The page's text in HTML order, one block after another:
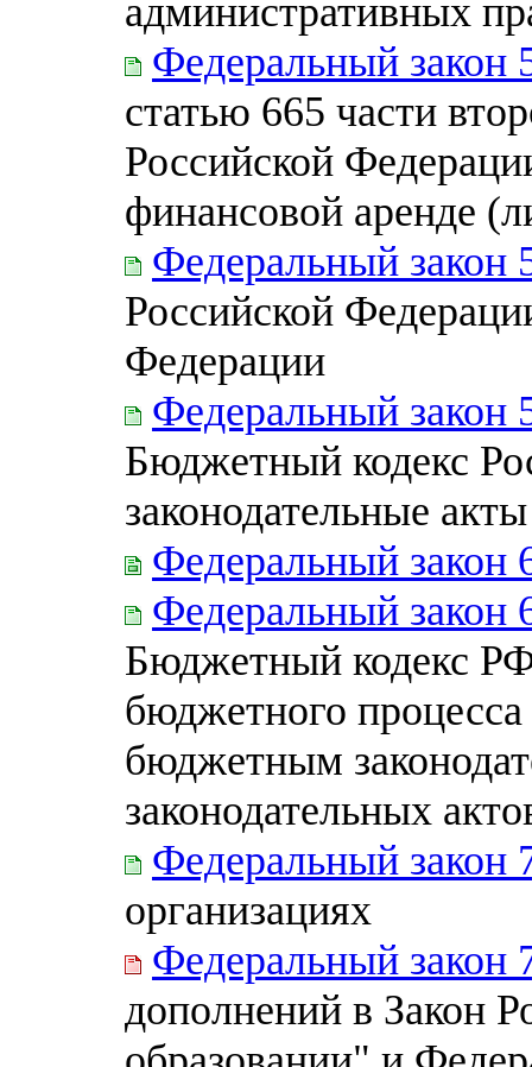
административных
Федеральный закон
статью 665 части
Российской
финансовой аренде
Федеральный закон
Российской
Федерации
Федеральный закон
Бюджетный кодекс
законодательные
Федеральный закон
Федеральный закон
Бюджетный кодекс
бюджетного процесса
бюджетным
законодательных
Федеральный закон
организациях
Федеральный закон
дополнений в Закон